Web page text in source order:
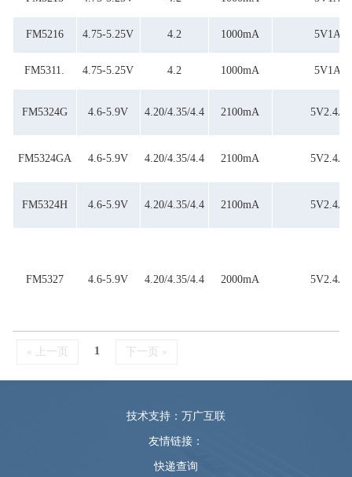
FM5216 4.75-5.25V 4.2 1000mA 5V1A
FM5311. 4.75-5.25V 4.2 1000mA 5V1A
FM5324G 4.6-5.9V 4.20/4.35/4.4 2100mA 5V2.4A
FM5324GA 4.6-5.9V 4.20/4.35/4.4 2100mA 5V2.4A
FM5324H 4.6-5.9V 4.20/4.35/4.4 2100mA 5V2.4A
FM5327 4.6-5.9V 4.20/4.35/4.4 2000mA 5V2.4A
« 上一页 1 下一页 »
技术支持：万广互联
友情链接：
快递查询